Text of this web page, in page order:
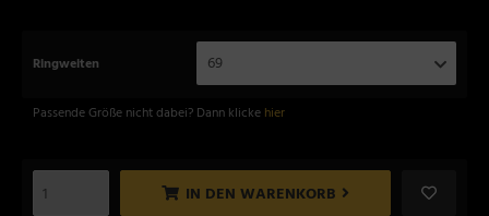
Ringweiten 69
Passende Größe nicht dabei? Dann klicke hier
IN DEN WARENKORB